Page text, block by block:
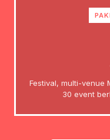
Festival, multi-venue
30 event